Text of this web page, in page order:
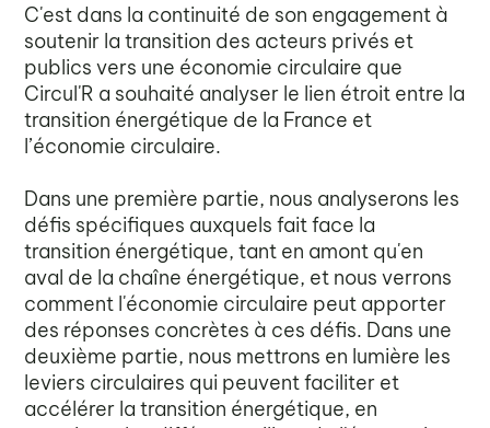
C'est dans la continuité de son engagement à
soutenir la transition des acteurs privés et
publics vers une économie circulaire que
Circul'R a souhaité analyser le lien étroit entre la
transition énergétique de la France et
l’économie circulaire.
Dans une première partie, nous analyserons les
défis spécifiques auxquels fait face la
transition énergétique, tant en amont qu'en
aval de la chaîne énergétique, et nous verrons
comment l'économie circulaire peut apporter
des réponses concrètes à ces défis. Dans une
deuxième partie, nous mettrons en lumière les
leviers circulaires qui peuvent faciliter et
accélérer la transition énergétique, en